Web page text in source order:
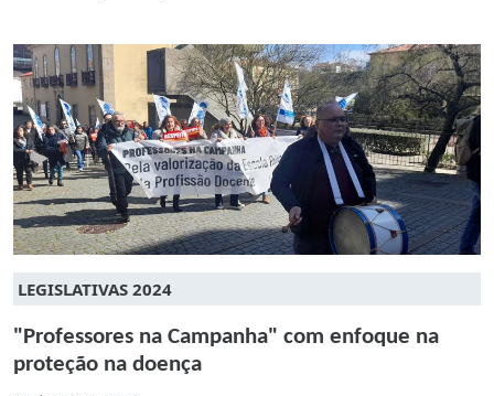
LEGISLATIVAS 2024
"Professores na Campanha" com enfoque na
proteção na doença